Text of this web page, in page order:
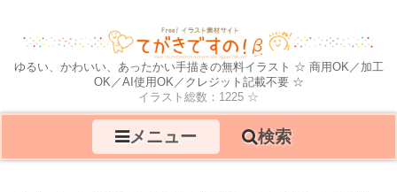
ゆるい、かわいい、あったかい手描きの無料イラスト ☆ 商用OK／加工
OK／AI使用OK／クレジット記載不要 ☆
イラスト総数：1225 ☆
メニュー 検索